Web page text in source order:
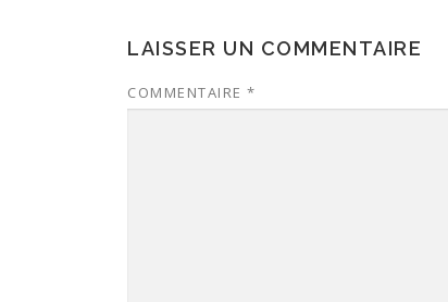
LAISSER UN COMMENTAIRE
COMMENTAIRE *